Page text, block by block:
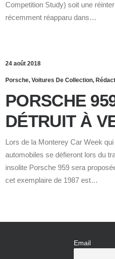
Competition Study) soit une
récemment réapparu dans…
24 août 2018
Porsche, Voitures De Collection,
PORSCHE
DÉTRUIT À
Lors de la Monterey Car Week
automobiles se défieront lors du
insolite Porsche 959 sera
cet exemplaire de 1987 est…
Email